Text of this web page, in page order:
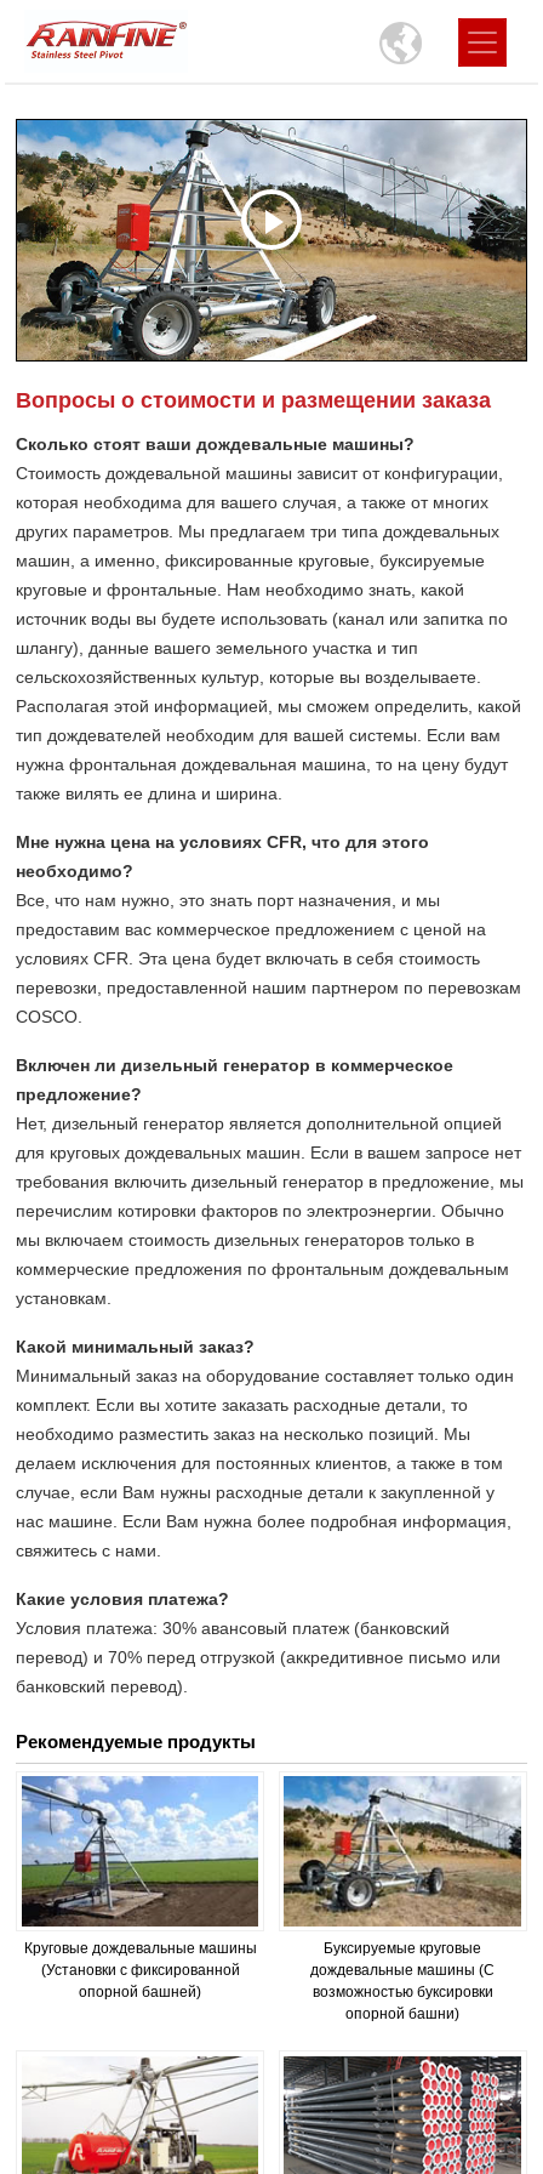
Вопросы о стоимости и размещении заказа
Сколько стоят ваши дождевальные машины?
Стоимость дождевальной машины зависит от конфигурации,
которая необходима для вашего случая, а также от многих
других параметров. Мы предлагаем три типа дождевальных
машин, а именно, фиксированные круговые, буксируемые
круговые и фронтальные. Нам необходимо знать, какой
источник воды вы будете использовать (канал или запитка по
шлангу), данные вашего земельного участка и тип
сельскохозяйственных культур, которые вы возделываете.
Располагая этой информацией, мы сможем определить, какой
тип дождевателей необходим для вашей системы. Если вам
нужна фронтальная дождевальная машина, то на цену будут
также вилять ее длина и ширина.
Мне нужна цена на условиях CFR, что для этого
необходимо?
Все, что нам нужно, это знать порт назначения, и мы
предоставим вас коммерческое предложением с ценой на
условиях CFR. Эта цена будет включать в себя стоимость
перевозки, предоставленной нашим партнером по перевозкам
COSCO.
Включен ли дизельный генератор в коммерческое
предложение?
Нет, дизельный генератор является дополнительной опцией
для круговых дождевальных машин. Если в вашем запросе нет
требования включить дизельный генератор в предложение, мы
перечислим котировки факторов по электроэнергии. Обычно
мы включаем стоимость дизельных генераторов только в
коммерческие предложения по фронтальным дождевальным
установкам.
Какой минимальный заказ?
Минимальный заказ на оборудование составляет только один
комплект. Если вы хотите заказать расходные детали, то
необходимо разместить заказ на несколько позиций. Мы
делаем исключения для постоянных клиентов, а также в том
случае, если Вам нужны расходные детали к закупленной у
нас машине. Если Вам нужна более подробная информация,
свяжитесь с нами.
Какие условия платежа?
Условия платежа: 30% авансовый платеж (банковский
перевод) и 70% перед отгрузкой (аккредитивное письмо или
банковский перевод).
Рекомендуемые продукты
Круговые дождевальные машины
(Установки с фиксированной
опорной башней)
Буксируемые круговые
дождевальные машины (С
возможностью буксировки
опорной башни)